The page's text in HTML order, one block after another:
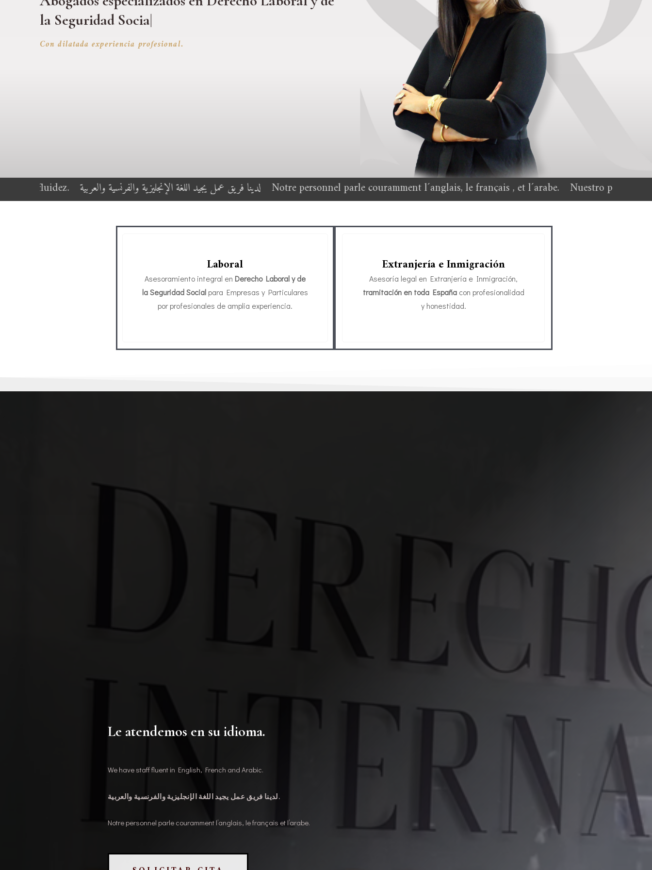
Con dilatada experiencia profesional.
لدينا فريق عمل يجيد اللغة الإنجليزية والفرنسية والعربية Notre personnel parle couramment l´anglais, le français , et l´arabe. Nuestro personal habla inglés,
Laboral
Asesoramiento integral en Derecho Laboral y de
la Seguridad Social para Empresas y Particulares
por profesionales de amplia experiencia.
Extranjería e Inmigración
Asesoría legal en Extranjería e Inmigración,
tramitación en toda España con profesionalidad
y honestidad.
Le atendemos en su idioma.
We have staff fluent in English, French and Arabic.
لدينا فريق عمل يجيد اللغة الإنجليزية والفرنسية والعربية.
Notre personnel parle couramment l’anglais, le français et l’arabe.